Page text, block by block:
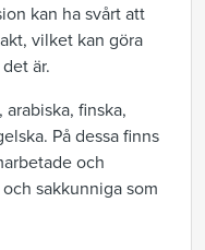
kan ha svårt att
vilket kan göra
är.
finska,
På dessa finns
och
sakkunniga som